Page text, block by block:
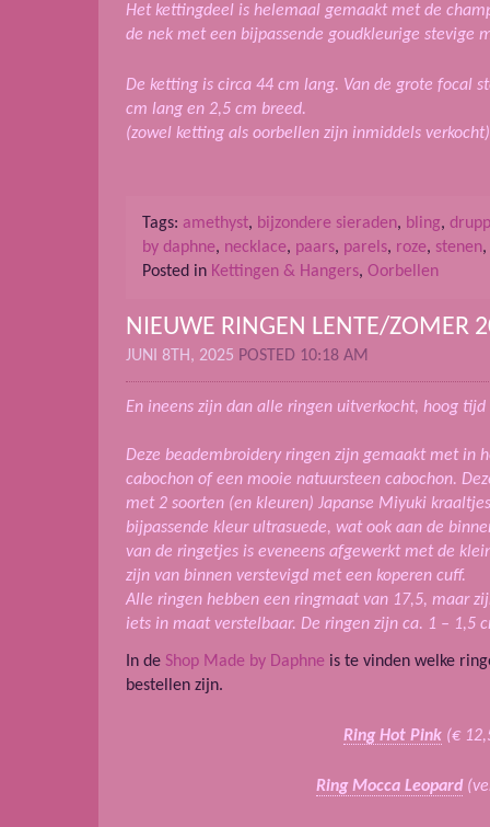
Het kettingdeel is helemaal gemaakt met de
de nek met een bijpassende goudkleurige stevige
De ketting is circa 44 cm lang. Van de grote focal
cm lang en 2,5 cm breed.
(zowel ketting als oorbellen zijn inmiddels verkocht)
Tags: amethyst, bijzondere sieraden, bling,
by daphne, necklace, paars, parels, roze, stenen,
Posted in Kettingen & Hangers, Oorbellen
NIEUWE RINGEN LENTE/ZOMER
JUNI 8TH, 2025 POSTED 10:18 AM
En ineens zijn dan alle ringen uitverkocht, hoog
Deze beadembroidery ringen zijn gemaakt met in
cabochon of een mooie natuursteen cabochon.
met 2 soorten (en kleuren) Japanse Miyuki
bijpassende kleur ultrasuede, wat ook aan de
van de ringetjes is eveneens afgewerkt met de
zijn van binnen verstevigd met een koperen cuff.
Alle ringen hebben een ringmaat van 17,5, maar
iets in maat verstelbaar. De ringen zijn ca. 1 – 1,5
In de Shop Made by Daphne is te vinden welke
bestellen zijn.
Ring Hot Pink (€
Ring Mocca Leopard